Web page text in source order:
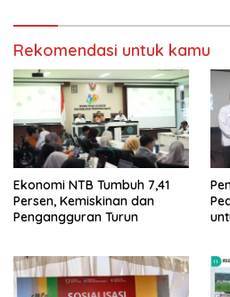
Rekomendasi untuk kamu
Ekonomi NTB Tumbuh 7,41
Persen, Kemiskinan dan
Pengangguran Turun